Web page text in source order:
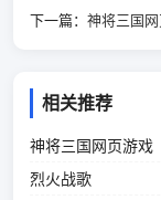
下一篇： 神将三国
相关推荐
神将三国网页游戏
烈火战歌